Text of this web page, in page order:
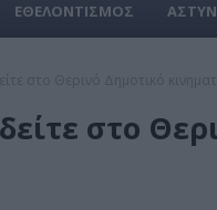
ΕΘΕΛΟΝΤΙΣΜΟΣ
στο